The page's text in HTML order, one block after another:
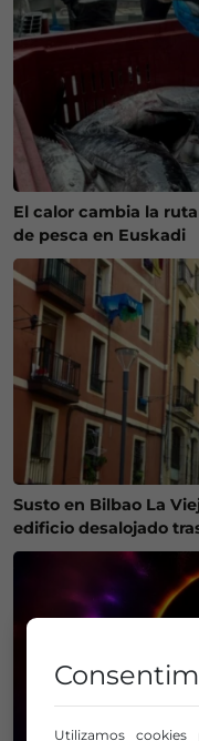
El calor cambia la
de pesca en Euskadi
Susto en Bilbao La
edificio desalojado
Utilizamos